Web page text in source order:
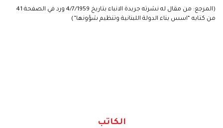
(المرجع: من مقال له نشرته جريدة الانباء بتاريخ 4/7/1959 ورد في الصفحة 41
من كتابه “اسس بناء الدولة اللبنانية وتنظيم شؤونها”)
الكاتب